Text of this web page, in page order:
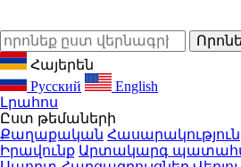
Հայերեն
Русский
English
Լրահոս
Ըստ թեմաների
Քաղաքական Հասարակություն
Իրավունք Արտակարգ